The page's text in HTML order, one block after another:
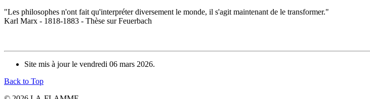
"Les philosophes n'ont fait qu'interpréter diversement le monde, il s'agit maintenant de le transformer."
Karl Marx - 1818-1883 - Thèse sur Feuerbach
Site mis à jour le vendredi 06 mars 2026.
Back to Top